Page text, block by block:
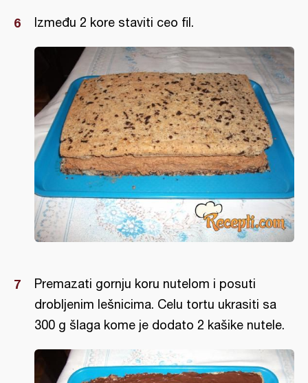
Između 2 kore staviti ceo fil.
Premazati gornju koru nutelom i posuti
drobljenim lešnicima. Celu tortu ukrasiti sa
300 g šlaga kome je dodato 2 kašike nutele.